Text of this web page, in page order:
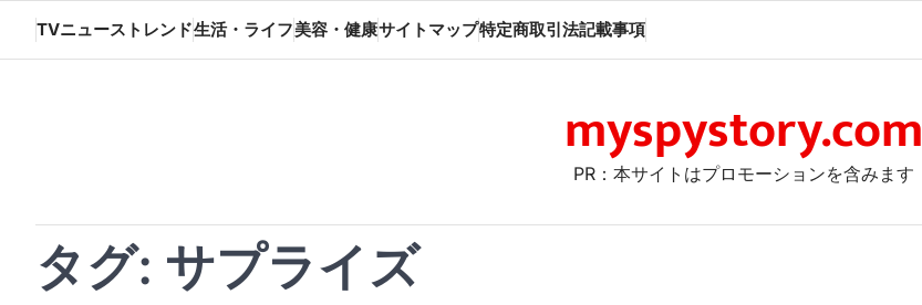
content
TVニューストレンド生活・ライフ美容・健康サイトマップ特定商取引法記載事項
myspystory.com
PR：本サイトはプロモーションを含みます
タグ: サプライズ